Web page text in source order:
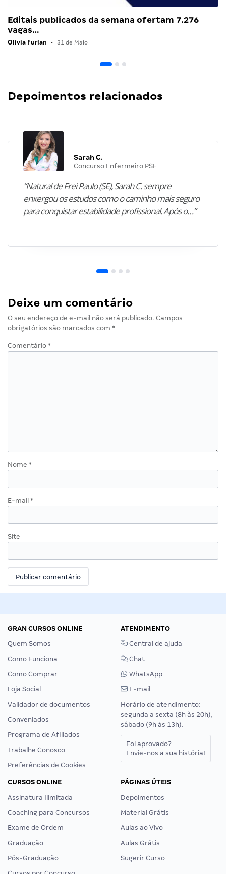
Editais publicados da semana ofertam 7.276
vagas…
Olivia Furlan • 31 de Maio
Depoimentos relacionados
Sarah C.
Concurso Enfermeiro PSF
“Natural de Frei Paulo (SE), Sarah C. sempre
enxergou os estudos como o caminho mais seguro
para conquistar estabilidade profissional. Após o…”
Deixe um comentário
O seu endereço de e-mail não será publicado. Campos
obrigatórios são marcados com *
Comentário *
Nome *
E-mail *
Site
GRAN CURSOS ONLINE
Quem Somos
Como Funciona
Como Comprar
Loja Social
Validador de documentos
Conveniados
Programa de Afiliados
Trabalhe Conosco
Preferências de Cookies
ATENDIMENTO
Central de ajuda
Chat
WhatsApp
E-mail
Horário de atendimento:
segunda a sexta (8h às 20h),
sábado (9h às 13h).
Foi aprovado?
Envie-nos a sua história!
CURSOS ONLINE
Assinatura Ilimitada
Coaching para Concursos
Exame de Ordem
Graduação
Pós-Graduação
PÁGINAS ÚTEIS
Depoimentos
Material Grátis
Aulas ao Vivo
Aulas Grátis
Sugerir Curso